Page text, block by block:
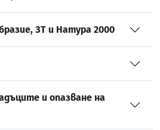
ЗТ и Натура 2000
и опазване на